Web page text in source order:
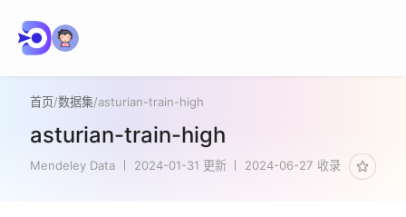
首页/数据集/asturian-train-high
asturian-train-high
Mendeley Data 2024-01-31 更新 2024-06-27 收录